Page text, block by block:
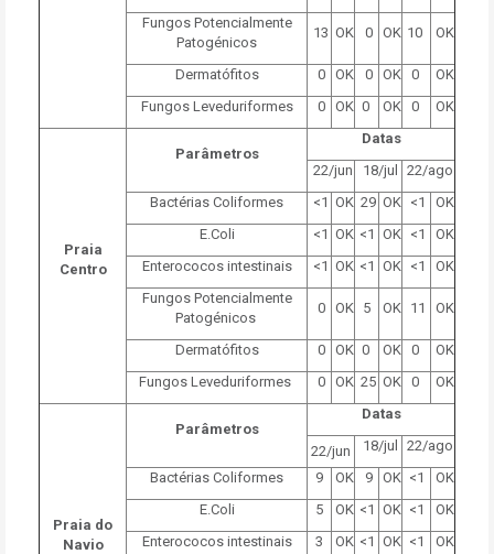
Fungos Potencialmente
Patogénicos
13 OK 0 OK 10 OK
Dermatófitos 0 OK 0 OK 0
OK
Fungos Leveduriformes
0 OK 0 OK 0 OK
Praia
Centro
Parâmetros
Datas
22/jun
18/jul
22/ago
Bactérias Coliformes
<1 OK 29 OK <1
OK
E.Coli
<1 OK <1 OK <1
OK
Enterococos intestinais
<1 OK <1 OK <1
OK
Fungos Potencialmente
Patogénicos
0 OK 5 OK 11 OK
Dermatófitos 0 OK 0 OK 0
OK
Fungos Leveduriformes
0 OK 25 OK 0 OK
Praia do
Navio
Parâmetros
Datas
22/jun 18/jul
22/ago
Bactérias Coliformes
9 OK 9 OK <1
OK
E.Coli
5 OK <1 OK <1
OK
Enterococos intestinais
3 OK <1 OK <1
OK